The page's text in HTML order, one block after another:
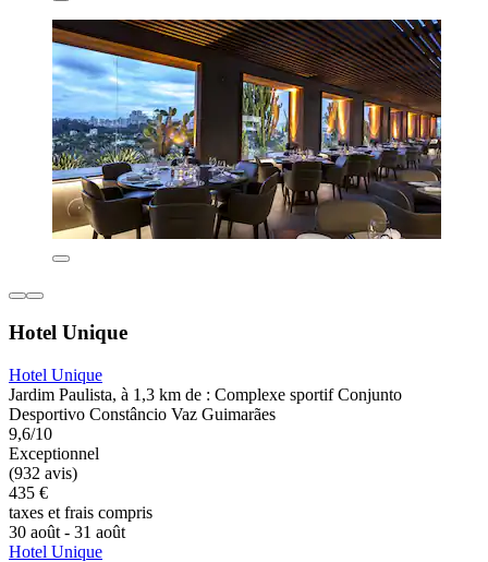
Hotel Unique
Hotel Unique
Jardim Paulista, à 1,3 km de : Complexe sportif Conjunto
Desportivo Constâncio Vaz Guimarães
9,6/10
Exceptionnel
(932 avis)
435 €
taxes et frais compris
30 août - 31 août
Hotel Unique